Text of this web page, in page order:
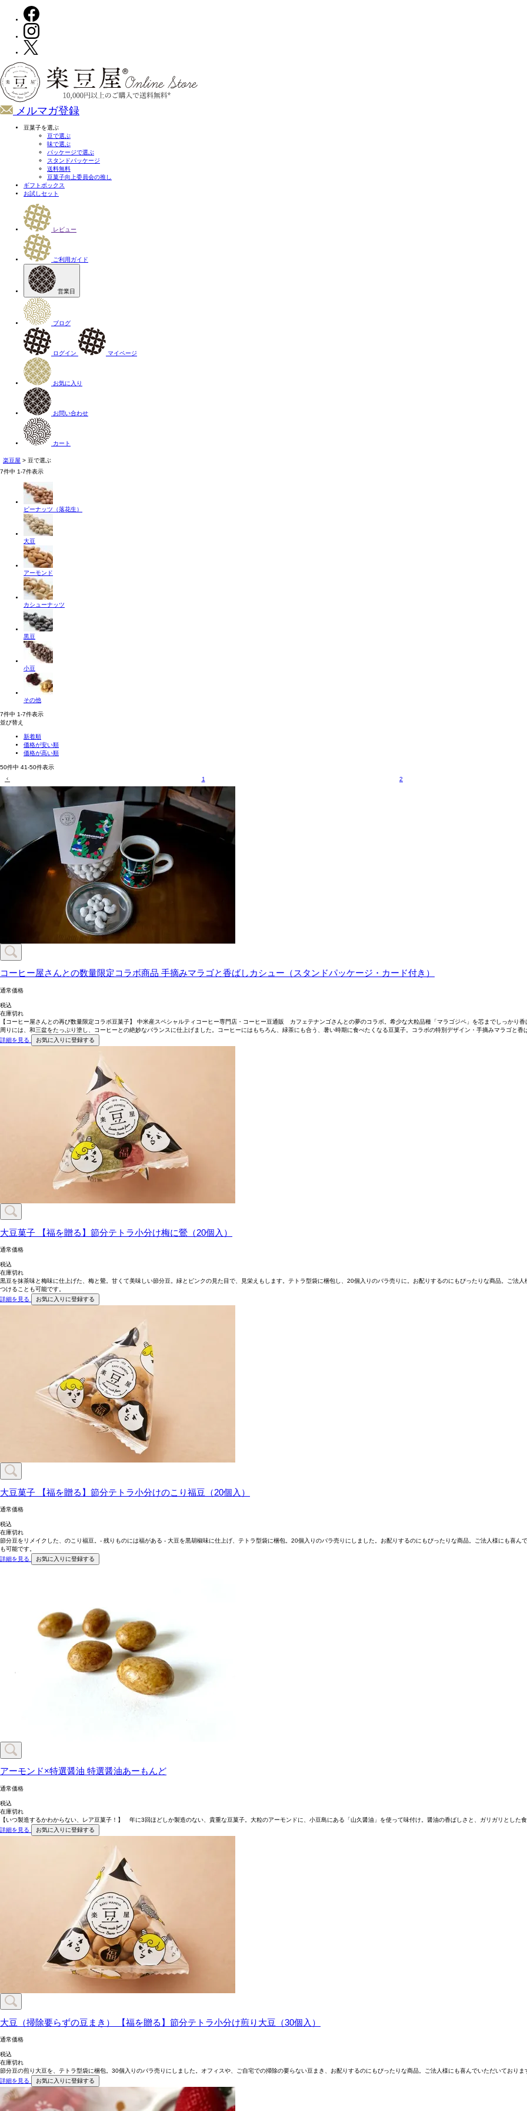
メルマガ登録
豆菓子を選ぶ
豆で選ぶ
味で選ぶ
パッケージで選ぶ
スタンドパッケージ
送料無料
豆菓子向上委員会の推し
ギフトボックス
お試しセット
レビュー
ご利用ガイド
営業日
ブログ
ログイン マイページ
お気に入り
お問い合わせ
カート
楽豆屋
豆で選ぶ
7件中 1-7件表示
ピーナッツ（落花生）
大豆
アーモンド
カシューナッツ
黒豆
小豆
その他
7件中 1-7件表示
並び替え
新着順
価格が安い順
価格が高い順
50件中 41-50件表示
1
2
コーヒー屋さんとの数量限定コラボ商品 手摘みマラゴと香ばしカシュー（スタンドパッケージ・カード付き）
通常価格
税込
在庫切れ
【コーヒー屋さんとの再び数量限定コラボ豆菓子】 中米産スペシャルティコーヒー専門店・コーヒー豆通販 カフェテナンゴさんとの夢のコラボ。希少な大粒品種「マラゴジペ」を芯までしっかり
周りには、和三盆をたっぷり塗し、コーヒーとの絶妙なバランスに仕上げました。コーヒーにはもちろん、緑茶にも合う、暑い時期に食べたくなる豆菓子。コラボの特別デザイン・手摘みマラゴと
詳細を見る
お気に入りに登録する
大豆菓子 【福を贈る】節分テトラ小分け梅に鶯（20個入）
通常価格
税込
在庫切れ
黒豆を抹茶味と梅味に仕上げた、梅と鶯。甘くて美味しい節分豆。緑とピンクの見た目で、見栄えもします。テトラ型袋に梱包し、20個入りのバラ売りに。お配りするのにもぴったりな商品。ご法
つけることも可能です。
詳細を見る
お気に入りに登録する
大豆菓子 【福を贈る】節分テトラ小分けのこり福豆（20個入）
通常価格
税込
在庫切れ
節分豆をリメイクした、のこり福豆。- 残りものには福がある - 大豆を黒胡椒味に仕上げ、テトラ型袋に梱包。20個入りのバラ売りにしました。お配りするのにもぴったりな商品。ご法人様にも喜
も可能です。
詳細を見る
お気に入りに登録する
アーモンド×特選醤油 特選醤油あーもんど
通常価格
税込
在庫切れ
【いつ製造するかわからない、レア豆菓子！】 年に3回ほどしか製造のない、貴重な豆菓子。大粒のアーモンドに、小豆島にある「山久醤油」を使って味付け。醤油の香ばしさと、ガリガリとした
詳細を見る
お気に入りに登録する
大豆（掃除要らずの豆まき） 【福を贈る】節分テトラ小分け煎り大豆（30個入）
通常価格
税込
在庫切れ
節分豆の煎り大豆を、テトラ型袋に梱包。30個入りのバラ売りにしました。オフィスや、ご自宅での掃除の要らない豆まき、お配りするのにもぴったりな商品。ご法人様にも喜んでいただいており
詳細を見る
お気に入りに登録する